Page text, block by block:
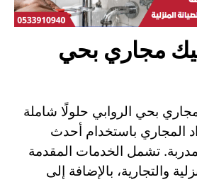
مجاري بحي
بحي الروابي حلولًا شاملة
المجاري باستخدام أحدث
تشمل الخدمات المقدمة
والتجارية، بالإضافة إلى